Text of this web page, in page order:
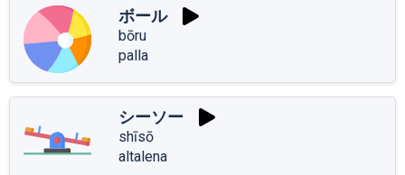
ボール
bōru
palla
シーソー
shīsō
altalena